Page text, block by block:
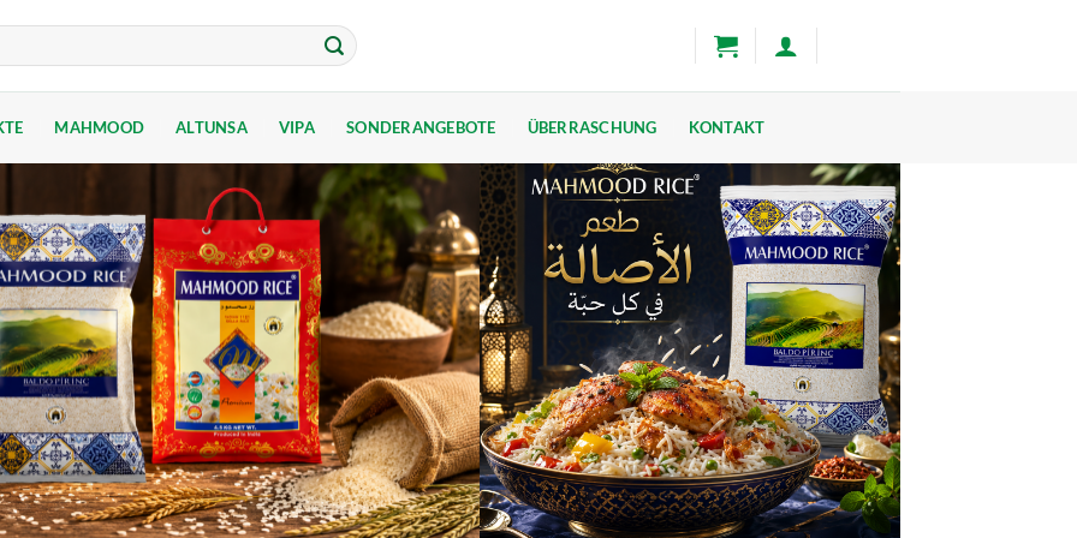
MAHMOOD ALTUNSA VIPA SONDERANGEBOTE ÜBERRASCHUNG KONTAKT